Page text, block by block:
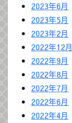
2023年6月
2023年5月
2023年2月
2022年12月
2022年9月
2022年8月
2022年7月
2022年6月
2022年4月